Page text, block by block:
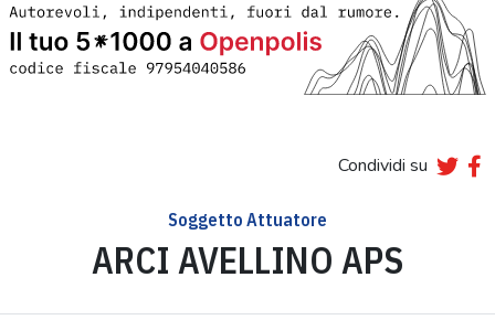
Condividi su
Soggetto Attuatore
ARCI AVELLINO APS